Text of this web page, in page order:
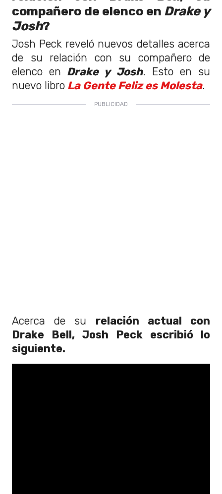
compañero de elenco en Drake y
Josh?
Josh Peck reveló nuevos detalles acerca
de su relación con su compañero de
elenco en Drake y Josh. Esto en su
nuevo libro La Gente Feliz es Molesta.
Acerca de su relación actual con
Drake Bell, Josh Peck escribió lo
siguiente.